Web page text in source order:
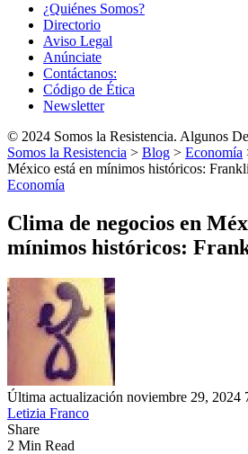
¿Quiénes Somos?
Directorio
Aviso Legal
Anúnciate
Contáctanos:
Código de Ética
Newsletter
© 2024 Somos la Resistencia. Algunos
Somos la Resistencia > Blog > Economía
México está en mínimos históricos:
Economía
Clima de negocios en
mínimos históricos:
Última actualización noviembre 29, 2024
Letizia Franco
Share
2 Min Read